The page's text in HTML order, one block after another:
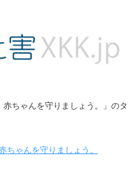
赤ちゃんを守りましょう。」のタ
ちゃんを守りましょう。